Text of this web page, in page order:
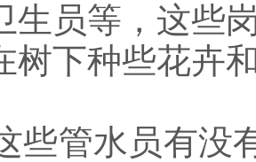
生员等，这些
树下种些花卉
些管水员有没